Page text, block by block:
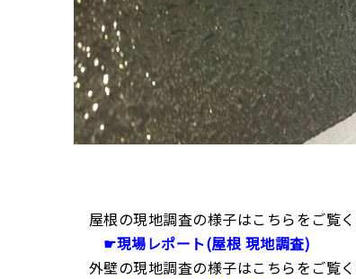
屋根の現地調査の様子はこちらをご覧
☛現場レポート(屋根 現地調査)
外壁の現地調査の様子はこちらをご覧